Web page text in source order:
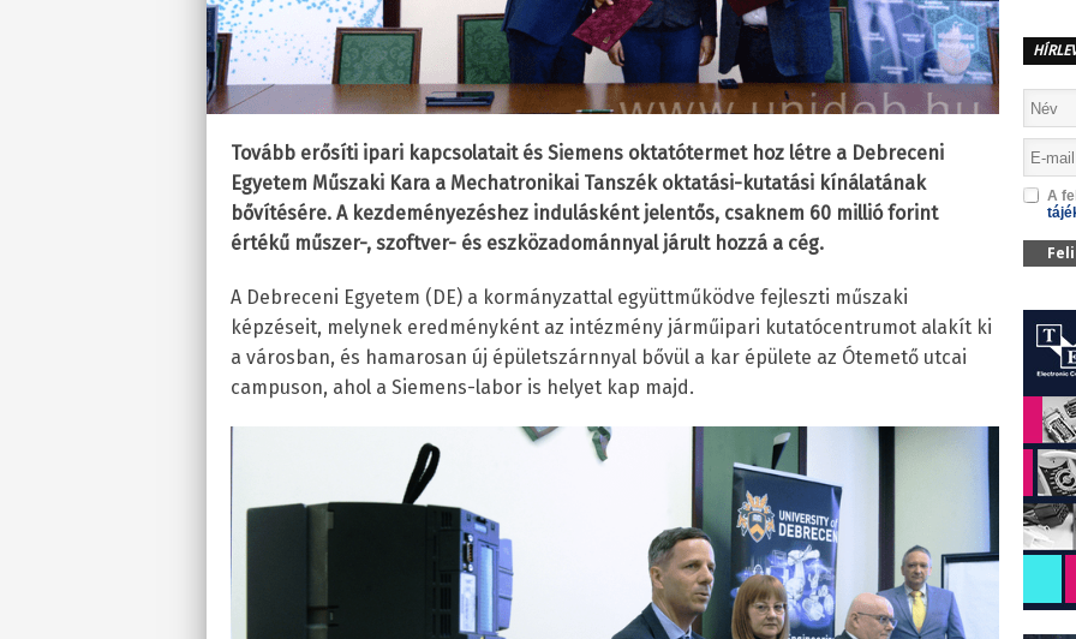
Tovább erősíti ipari kapcsolatait és Siemens oktatótermet hoz létre a Debreceni
Egyetem Műszaki Kara a Mechatronikai Tanszék oktatási-kutatási kínálatának
bővítésére. A kezdeményezéshez indulásként jelentős, csaknem 60 millió forint
értékű műszer-, szoftver- és eszközadománnyal járult hozzá a cég.
A Debreceni Egyetem (DE) a kormányzattal együttműködve fejleszti műszaki
képzéseit, melynek eredményként az intézmény járműipari kutatócentrumot alakít ki
a városban, és hamarosan új épületszárnnyal bővül a kar épülete az Ótemető utcai
campuson, ahol a Siemens-labor is helyet kap majd.
A